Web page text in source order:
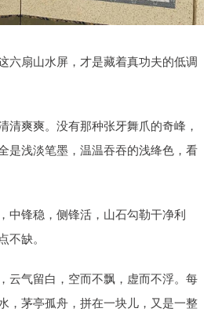
六扇山水屏，才是藏着真功夫的低调
清爽爽。没有那种张牙舞爪的奇峰，
是浅淡笔墨，温温吞吞的浅绛色，看
中锋稳，侧锋活，山石勾勒干净利
缺。
云气留白，空而不飘，虚而不浮。每
，茅亭孤舟，拼在一块儿，又是一整